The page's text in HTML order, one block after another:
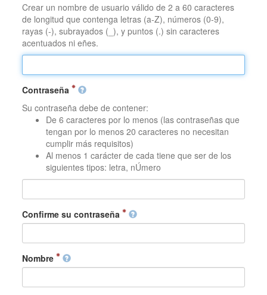
Crear un nombre de usuario válido de 2 a 60 caracteres
de longitud que contenga letras (a-Z), números (0-9),
rayas (-), subrayados (_), y puntos (.) sin caracteres
acentuados ni eñes.
Contraseña
Su contraseña debe de contener:
De 6 caracteres por lo menos (las contraseñas que
tengan por lo menos 20 caracteres no necesitan
cumplir más requisitos)
Al menos 1 carácter de cada tiene que ser de los
siguientes tipos: letra, nÚmero
Confirme su contraseña
Nombre